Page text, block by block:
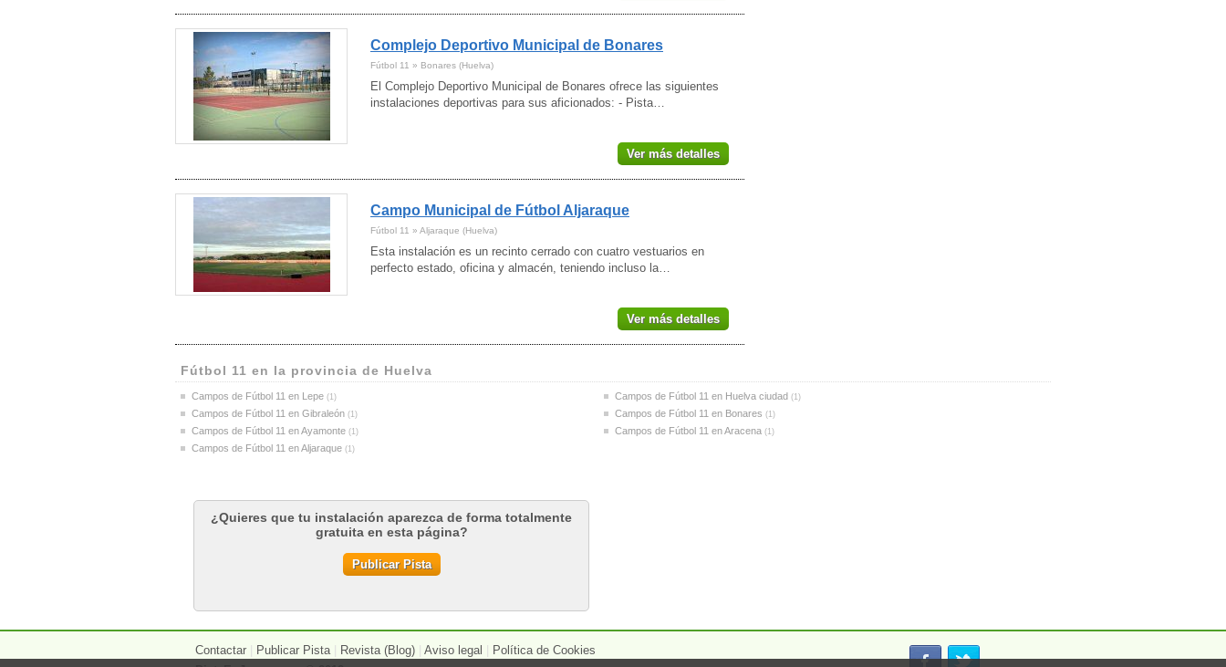
Complejo Deportivo Municipal de Bonares
Fútbol 11 » Bonares (Huelva)
El Complejo Deportivo Municipal de Bonares ofrece las siguientes
instalaciones deportivas para sus aficionados: - Pista…
Ver más detalles
Campo Municipal de Fútbol Aljaraque
Fútbol 11 » Aljaraque (Huelva)
Esta instalación es un recinto cerrado con cuatro vestuarios en
perfecto estado, oficina y almacén, teniendo incluso la…
Ver más detalles
Fútbol 11 en la provincia de Huelva
Campos de Fútbol 11 en Lepe (1) Campos de Fútbol 11 en Huelva ciudad (1)
Campos de Fútbol 11 en Gibraleón (1) Campos de Fútbol 11 en Bonares (1)
Campos de Fútbol 11 en Ayamonte (1) Campos de Fútbol 11 en Aracena (1)
Campos de Fútbol 11 en Aljaraque (1)
¿Quieres que tu instalación aparezca de forma totalmente
gratuita en esta página?
Publicar Pista
Contactar | Publicar Pista | Revista (Blog) | Aviso legal | Política de Cookies